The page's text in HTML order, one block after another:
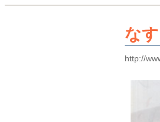
な
http://